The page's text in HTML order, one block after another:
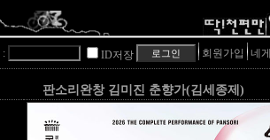
: ID저장 회원가입 네
판소리완창 김미진 춘향가(김세종제)